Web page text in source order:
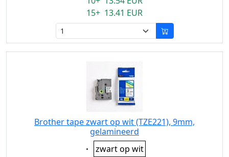
15+ 13.41 EUR
Brother tape zwart op wit (TZE221), 9mm,
gelamineerd
Eigenschaft:
zwart op wit